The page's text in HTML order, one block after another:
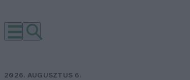
2026. AUGUSZTUS 6.